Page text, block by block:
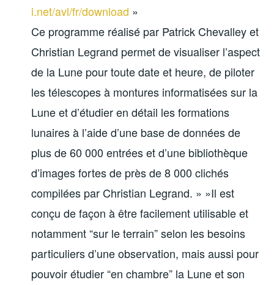
i.net/avl/fr/download »
Ce programme réalisé par Patrick Chevalley et
Christian Legrand permet de visualiser l’aspect
de la Lune pour toute date et heure, de piloter
les télescopes à montures informatisées sur la
Lune et d’étudier en détail les formations
lunaires à l’aide d’une base de données de
plus de 60 000 entrées et d’une bibliothèque
d’images fortes de près de 8 000 clichés
compilées par Christian Legrand. » »Il est
conçu de façon à être facilement utilisable et
notamment “sur le terrain” selon les besoins
particuliers d’une observation, mais aussi pour
pouvoir étudier “en chambre” la Lune et son